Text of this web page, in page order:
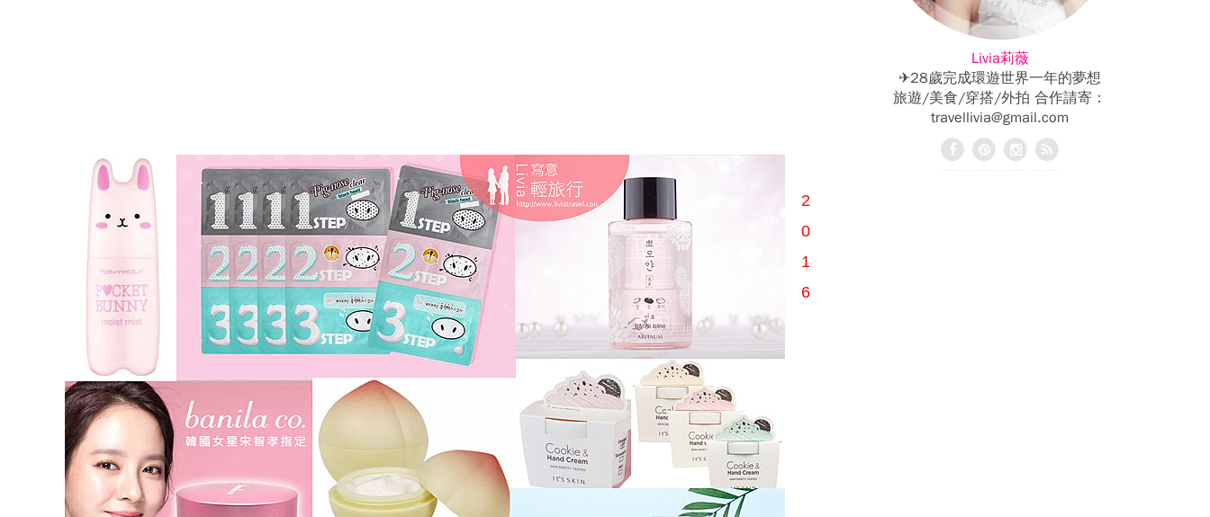
2
0
1
6
Livia莉薇
✈28歲完成環遊世界一年的夢想
旅遊/美食/穿搭/外拍 合作請寄：
travellivia@gmail.com